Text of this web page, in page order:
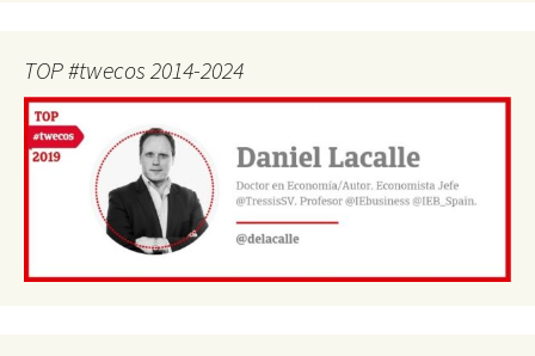
TOP #twecos 2014-2024